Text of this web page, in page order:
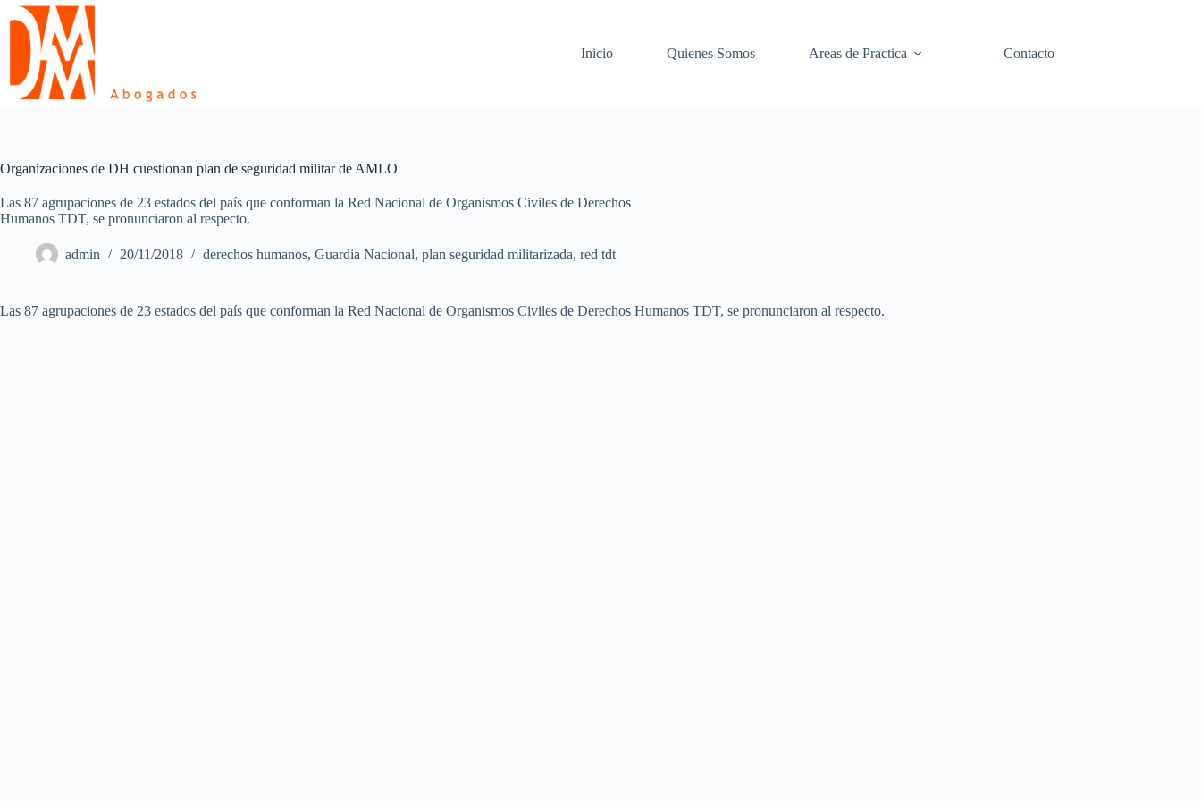
Skip
content
Inicio
Quienes Somos Areas de Practica Contacto
Organizaciones de DH cuestionan plan de seguridad militar de AMLO
Las 87 agrupaciones de 23 estados del país que conforman la Red Nacional de Organismos Civiles de Derechos
Humanos TDT, se pronunciaron al respecto.
admin 20/11/2018 derechos humanos, Guardia Nacional, plan seguridad militarizada, red tdt
Las 87 agrupaciones de 23 estados del país que conforman la Red Nacional de Organismos Civiles de Derechos Humanos TDT, se pronunciaron al respecto.